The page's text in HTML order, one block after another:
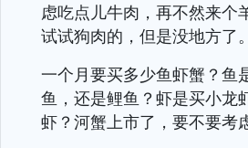
虑吃点儿牛肉，再不然来个
试试狗肉的，但是没地方了。
一个月要买多少鱼虾蟹？鱼
鱼，还是鲤鱼？虾是买小龙
虾？河蟹上市了，要不要考